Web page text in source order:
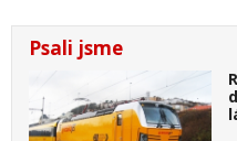
Psali jsme